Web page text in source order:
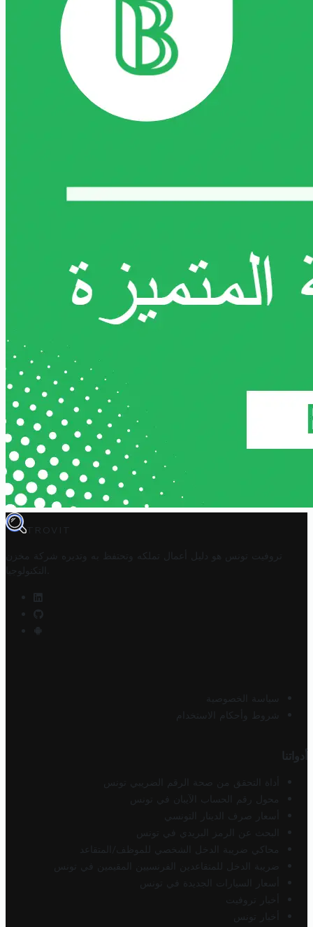
TROVIT
تروفيت تونس هو دليل أعمال تملكه وتحتفظ به وتديره
شركة مخزن
التكنولوجيا
سياسة الخصوصية
شروط وأحكام الاستخدام
أدواتنا
أداة التحقق من صحة الرقم الضريبي تونس
محول رقم الحساب الآيبان في تونس
أسعار صرف الدينار التونسي
البحث عن الرمز البريدي في تونس
محاكي ضريبة الدخل الشخصي للموظف/المتقاعد
ضريبة الدخل للمتقاعدين الفرنسيين المقيمين في تونس
أسعار السيارات الجديدة في تونس
أخبار تروفيت
أخبار تونس